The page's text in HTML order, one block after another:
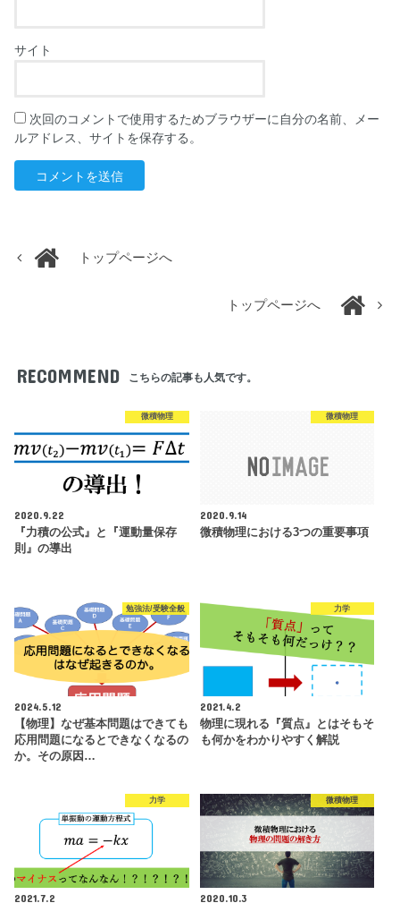
サイト
次回のコメントで使用するためブラウザーに自分の名前、メー
ルアドレス、サイトを保存する。
トップページへ
トップページへ
RECOMMEND こちらの記事も人気です。
微積物理
2020.9.22
『力積の公式』と『運動量保存
則』の導出
微積物理
2020.9.14
微積物理における3つの重要事項
勉強法/受験全般
2024.5.12
【物理】なぜ基本問題はできても
応用問題になるとできなくなるの
か。その原因…
力学
2021.4.2
物理に現れる『質点』とはそもそ
も何かをわかりやすく解説
力学
2021.7.2
微積物理
2020.10.3